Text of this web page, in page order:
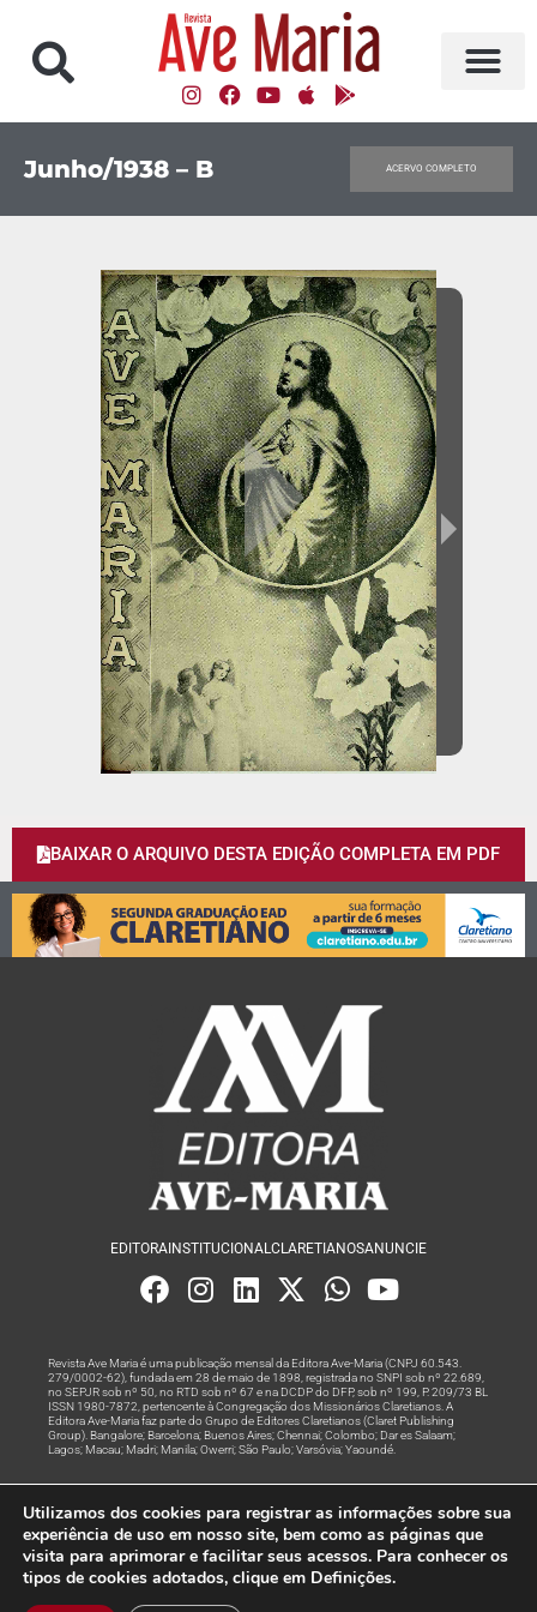
Junho/1938 – B ACERVO COMPLETO
BAIXAR O ARQUIVO DESTA EDIÇÃO COMPLETA EM PDF
EDITORA INSTITUCIONALCLARETIANOSANUNCIE
Revista Ave Maria é uma publicação mensal da Editora Ave-Maria (CNPJ 60.543.
279/0002-62), fundada em 28 de maio de 1898, registrada no SNPI sob nº 22.689,
no SEPJR sob nº 50, no RTD sob nº 67 e na DCDP do DFP, sob nº 199, P. 209/73 BL
ISSN 1980-7872, pertencente à Congregação dos Missionários Claretianos. A
Editora Ave-Maria faz parte do Grupo de Editores Claretianos (Claret Publishing
Group). Bangalore; Barcelona; Buenos Aires; Chennai; Colombo; Dar es Salaam;
Lagos; Macau; Madri; Manila; Owerri; São Paulo; Varsóvia; Yaoundé.
Rede
© Todos os Direitos Reservados
Utilizamos dos cookies para registrar as informações sobre sua
experiência de uso em nosso site, bem como as páginas que
visita para aprimorar e facilitar seus acessos. Para conhecer os
tipos de cookies adotados, clique em Definições.